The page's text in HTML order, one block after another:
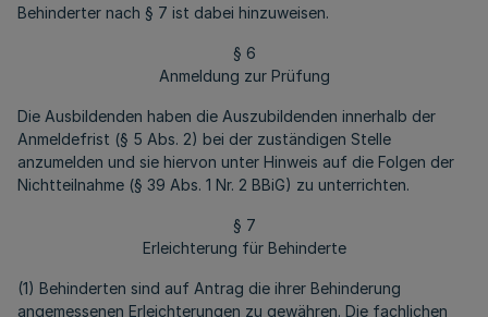
Behinderter nach § 7 ist dabei hinzuweisen.
§ 6
Anmeldung zur Prüfung
Die Ausbildenden haben die Auszubildenden innerhalb der
Anmeldefrist (§ 5 Abs. 2) bei der zuständigen Stelle
anzumelden und sie hiervon unter Hinweis auf die Folgen der
Nichtteilnahme (§ 39 Abs. 1 Nr. 2 BBiG) zu unterrichten.
§ 7
Erleichterung für Behinderte
(1) Behinderten sind auf Antrag die ihrer Behinderung
angemessenen Erleichterungen zu gewähren. Die fachlichen